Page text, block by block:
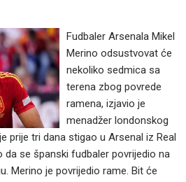
Fudbaler Arsenala Mikel
Merino odsustvovat će
nekoliko sedmica sa
terena zbog povrede
ramena, izjavio je
menadžer londonskog
prije tri dana stigao u Arsenal iz Real
da se španski fudbaler povrijedio na
Merino je povrijedio rame. Bit će